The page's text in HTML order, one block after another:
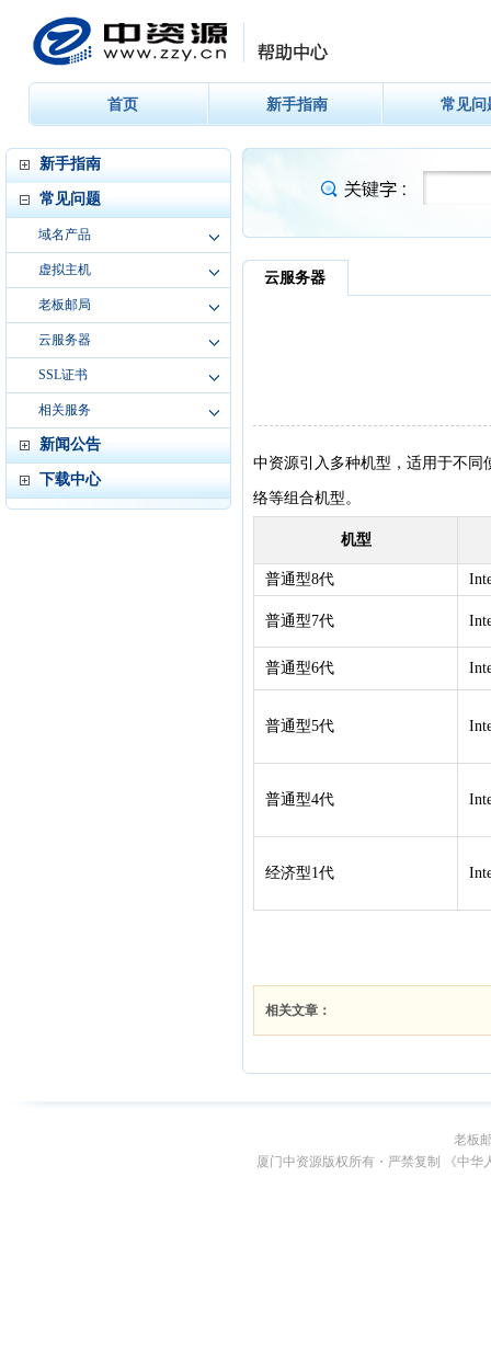
首页 新手指南 常见问
新手指南
常见问题
域名产品
虚拟主机
老板邮局
云服务器
SSL证书
相关服务
新闻公告
下载中心
老板
厦门中资源版权所有・严禁复制 《中